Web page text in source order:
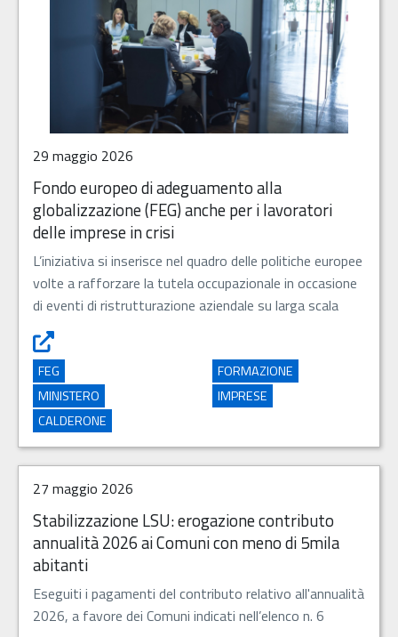
29 maggio 2026
Fondo europeo di adeguamento alla
globalizzazione (FEG) anche per i lavoratori
delle imprese in crisi
L’iniziativa si inserisce nel quadro delle politiche europee
volte a rafforzare la tutela occupazionale in occasione
di eventi di ristrutturazione aziendale su larga scala
FEG
MINISTERO
CALDERONE
FORMAZIONE
IMPRESE
27 maggio 2026
Stabilizzazione LSU: erogazione contributo
annualità 2026 ai Comuni con meno di 5mila
abitanti
Eseguiti i pagamenti del contributo relativo all'annualità
2026, a favore dei Comuni indicati nell’elenco n. 6